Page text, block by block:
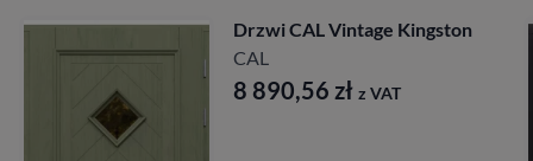
CAL Vintage Kingston
z VAT